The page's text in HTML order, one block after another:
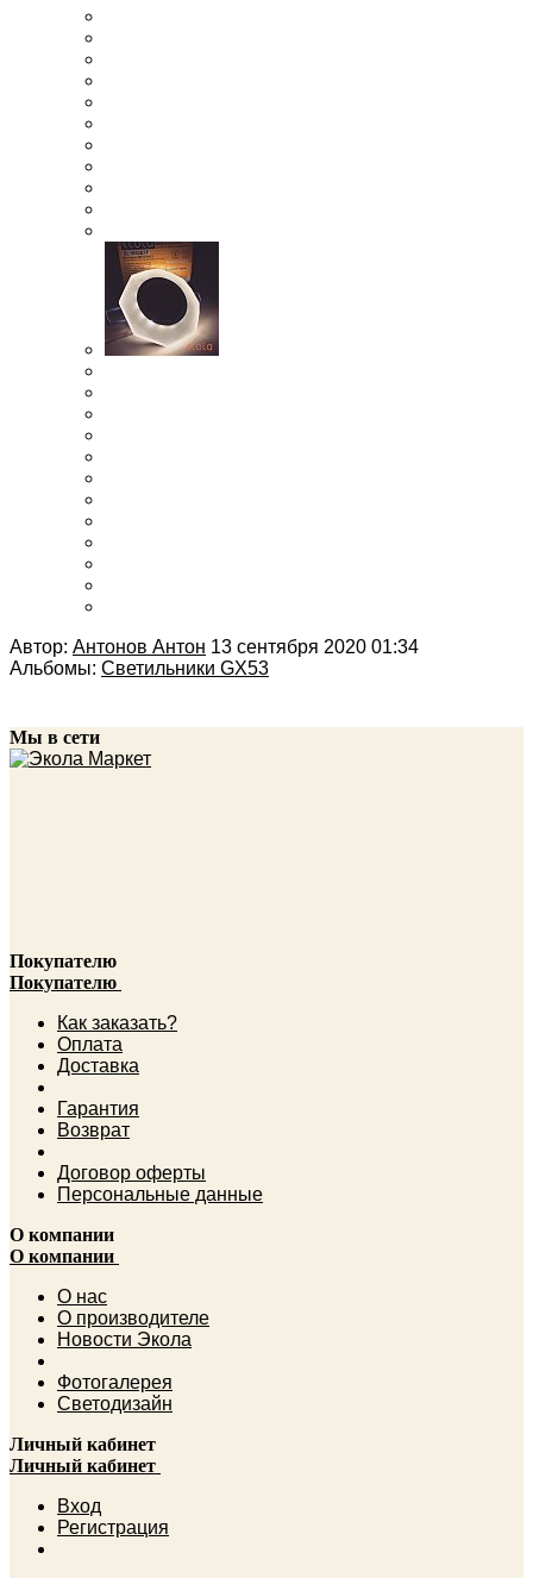
Автор: Антонов Антон 13 сентября 2020 01:34
Альбомы: Светильники GX53
Мы в сети
Покупателю
Покупателю
Как заказать?
Оплата
Доставка
Гарантия
Возврат
Договор оферты
Персональные данные
О компании
О компании
О нас
О производителе
Новости Экола
Фотогалерея
Светодизайн
Личный кабинет
Личный кабинет
Вход
Регистрация